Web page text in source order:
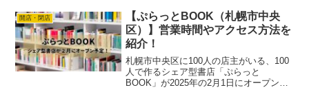
開店・閉店
【ぷらっとBOOK（札幌市中央
区）】営業時間やアクセス方法を
紹介！
札幌市中央区に100人の店主がいる、100
人で作るシェア型書店「ぷらっと
BOOK」が2025年の2月1日にオープンし